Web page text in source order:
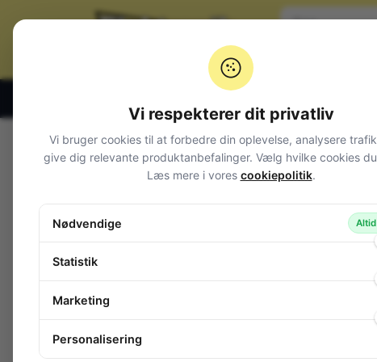
Varegrupper
Audio
Computerudstyr
Vi respekterer dit privatliv
Vi bruger cookies til at forbedre din oplevelse, analysere
give dig relevante produktanbefalinger. Vælg hvilke cookies
Læs mere i vores cookiepolitik.
Nødvendige
Statistik
Marketing
Personalisering